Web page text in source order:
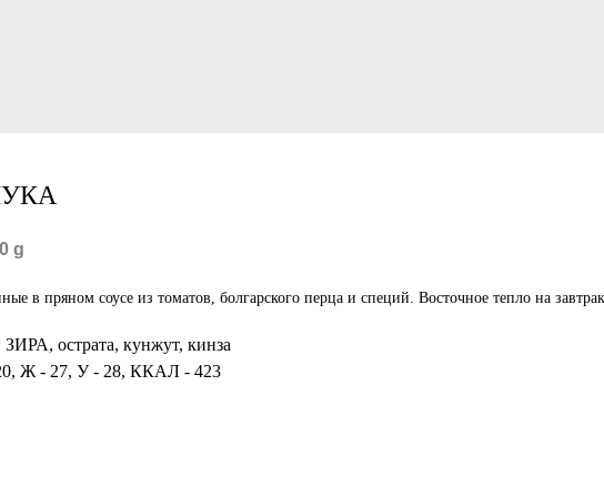
g
в пряном соусе из томатов, болгарского перца и специй. Восточное тепло на
острата, кунжут, кинза
Ж - 27, У - 28, ККАЛ - 423